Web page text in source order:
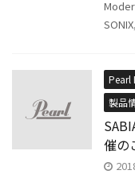
SONIX,
Pearl
製品
催の